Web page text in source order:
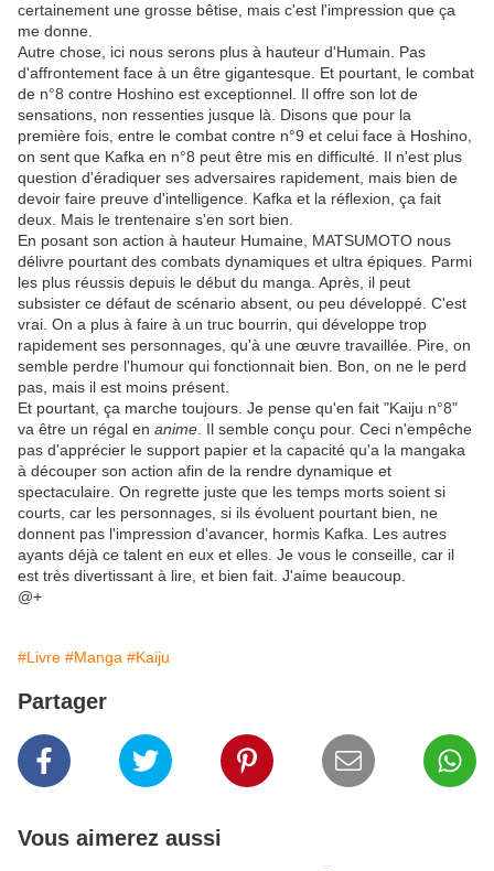
certainement une grosse bêtise, mais c'est l'impression que ça
me donne.
Autre chose, ici nous serons plus à hauteur d'Humain. Pas
d'affrontement face à un être gigantesque. Et pourtant, le combat
de n°8 contre Hoshino est exceptionnel. Il offre son lot de
sensations, non ressenties jusque là. Disons que pour la
première fois, entre le combat contre n°9 et celui face à Hoshino,
on sent que Kafka en n°8 peut être mis en difficulté. Il n'est plus
question d'éradiquer ses adversaires rapidement, mais bien de
devoir faire preuve d'intelligence. Kafka et la réflexion, ça fait
deux. Mais le trentenaire s'en sort bien.
En posant son action à hauteur Humaine, MATSUMOTO nous
délivre pourtant des combats dynamiques et ultra épiques. Parmi
les plus réussis depuis le début du manga. Après, il peut
subsister ce défaut de scénario absent, ou peu développé. C'est
vrai. On a plus à faire à un truc bourrin, qui développe trop
rapidement ses personnages, qu'à une œuvre travaillée. Pire, on
semble perdre l'humour qui fonctionnait bien. Bon, on ne le perd
pas, mais il est moins présent.
Et pourtant, ça marche toujours. Je pense qu'en fait "Kaiju n°8"
va être un régal en anime . Il semble conçu pour. Ceci n'empêche
pas d'apprécier le support papier et la capacité qu'a la mangaka
à découper son action afin de la rendre dynamique et
spectaculaire. On regrette juste que les temps morts soient si
courts, car les personnages, si ils évoluent pourtant bien, ne
donnent pas l'impression d'avancer, hormis Kafka. Les autres
ayants déjà ce talent en eux et elles. Je vous le conseille, car il
est très divertissant à lire, et bien fait. J'aime beaucoup.
@+
#Livre #Manga #Kaiju
Partager
Vous aimerez aussi